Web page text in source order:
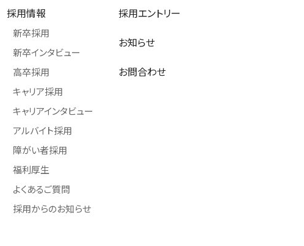
採用情報
新卒採用
新卒インタビュー
高卒採用
キャリア採用
キャリアインタビュー
アルバイト採用
障がい者採用
福利厚生
よくあるご質問
採用からのお知らせ
採用エントリー
お知らせ
お問合わせ